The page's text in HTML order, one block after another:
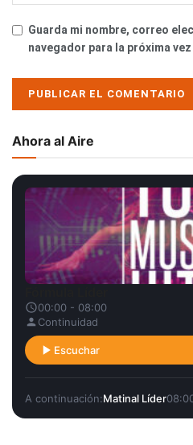
Guarda mi nombre, correo
navegador para la próxima
Ahora al Aire
00:00 - 08:00
Continuidad
Escuchar
A continuación:Matinal Líder